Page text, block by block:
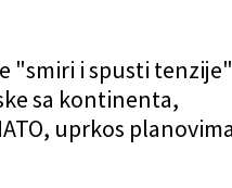
"smiri i spusti tenzije"
sa kontinenta,
uprkos planovima